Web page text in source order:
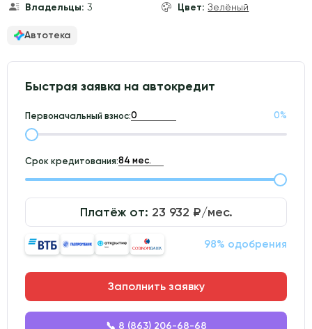
Владельцы: 3 Цвет: Зелёный
Автотека
Быстрая заявка на автокредит
Первоначальный взнос: 0%
Срок кредитования:
Платёж от: 23 932 ₽/мес.
98% одобрения
Заполнить заявку
📞 8 (863) 206-68-68